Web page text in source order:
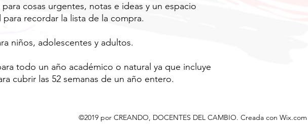
para cosas urgentes, notas e ideas y un espacio
para recordar la lista de la compra.
niños, adolescentes y adultos.
todo un año académico o natural ya que incluye
cubrir las 52 semanas de un año entero.
©2019 por CREANDO, DOCENTES DEL CAMBIO. Creada con Wix.com